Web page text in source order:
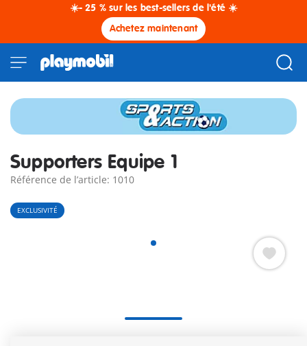
☀️- 25 % sur les best-sellers de l'été ☀️
Achetez maintenant
Supporters Equipe 1
Référence de l’article: 1010
EXCLUSIVITÉ